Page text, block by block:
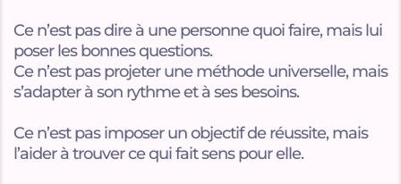
Ce n’est pas dire à une personne quoi faire, mais lui
poser les bonnes questions.
Ce n’est pas projeter une méthode universelle, mais
s’adapter à son rythme et à ses besoins.
Ce n’est pas imposer un objectif de réussite, mais
l’aider à trouver ce qui fait sens pour elle.